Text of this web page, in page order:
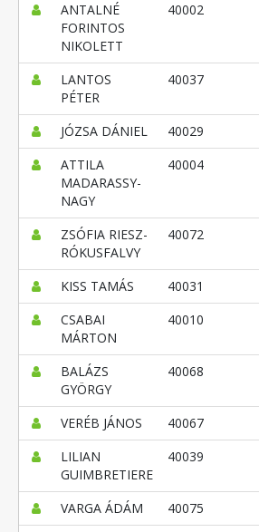
ANTALNÉ
FORINTOS
NIKOLETT
40002
LANTOS
PÉTER
40037
JÓZSA DÁNIEL 40029
ATTILA
MADARASSY-
NAGY
40004
ZSÓFIA RIESZ-
RÓKUSFALVY
40072
KISS TAMÁS 40031
CSABAI
MÁRTON
40010
BALÁZS
GYÖRGY
40068
VERÉB JÁNOS 40067
LILIAN
GUIMBRETIERE
40039
VARGA ÁDÁM 40075